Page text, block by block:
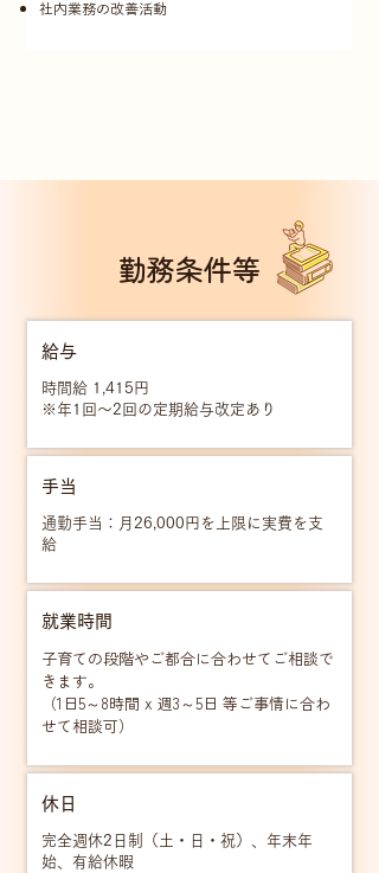
社内業務の改善活動
勤務条件等
給与
時間給 1,415円
※年1回〜2回の定期給与改定あり
手当
通勤手当：月26,000円を上限に実費を支
給
就業時間
子育ての段階やご都合に合わせてご相談で
きます。
（1日5～8時間 x 週3～5日 等ご事情に合わ
せて相談可）
休日
完全週休2日制（土・日・祝）、年末年
始、有給休暇